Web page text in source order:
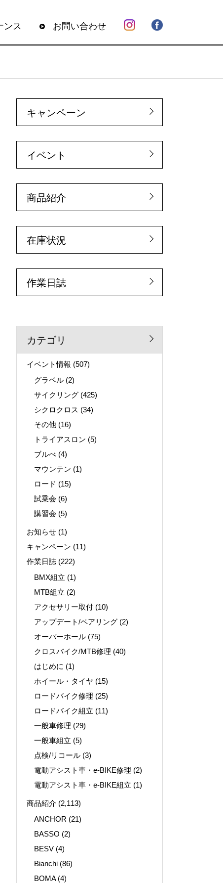
ンス お問い合わせ
キャンペーン
イベント
商品紹介
在庫状況
作業日誌
カテゴリ
イベント情報 (507)
グラベル (2)
サイクリング (425)
シクロクロス (34)
その他 (16)
トライアスロン (5)
ブルべ (4)
マウンテン (1)
ロード (15)
試乗会 (6)
講習会 (5)
お知らせ (1)
キャンペーン (11)
作業日誌 (222)
BMX組立 (1)
MTB組立 (2)
アクセサリー取付 (10)
アップデート/ペアリング (2)
オーバーホール (75)
クロスバイク/MTB修理 (40)
はじめに (1)
ホイール・タイヤ (15)
ロードバイク修理 (25)
ロードバイク組立 (11)
一般車修理 (29)
一般車組立 (5)
点検/リコール (3)
電動アシスト車・e-BIKE修理 (2)
電動アシスト車・e-BIKE組立 (1)
商品紹介 (2,113)
ANCHOR (21)
BASSO (2)
BESV (4)
Bianchi (86)
BOMA(4)